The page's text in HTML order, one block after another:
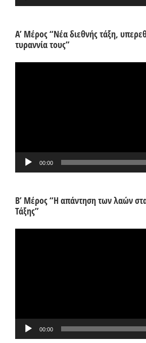
Α’ Μέρος “Νέα διεθνής τάξη,
τυραννία τους”
00:00
Β’ Μέρος “Η απάντηση των λαών
Τάξης”
00:00